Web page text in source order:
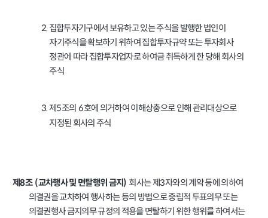
2. 집합투자기구에서 보유하고 있는 주식을 발행한 법인이
자기주식을 확보하기 위하여 집합투자규약 또는 투자회사
정관에 따라 집합투자업자로 하여금 취득하게 한 당해 회사의
주식
3.제5조의 6호에 의거하여 이해상충으로 인해 관리대상으로
지정된 회사의 주식
제8조(교차행사 및 면탈행위 금지 ) 회사는 제3자와의 계약 등에 의하여
의결권을 교차하여 행사하는 등의 방법으로 중립적 투표의무 또는
의결권행사 금지의무 규정의 적용을 면탈하기 위한 행위를 하여서는